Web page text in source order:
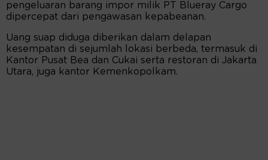
pengeluaran barang impor milik PT Blueray Cargo
dipercepat dari pengawasan kepabeanan.
Uang suap diduga diberikan dalam delapan
kesempatan di sejumlah lokasi berbeda, termasuk di
Kantor Pusat Bea dan Cukai serta restoran di Jakarta
Utara, juga kantor Kemenkopolkam.